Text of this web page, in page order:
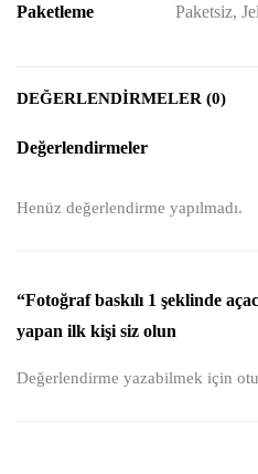
Paketleme Paketsiz,
DEĞERLENDIRMELER (0)
Değerlendirmeler
Henüz değerlendirme yapılmadı.
“Fotoğraf baskılı 1 şeklinde
yapan ilk kişi siz olun
Değerlendirme yazabilmek için